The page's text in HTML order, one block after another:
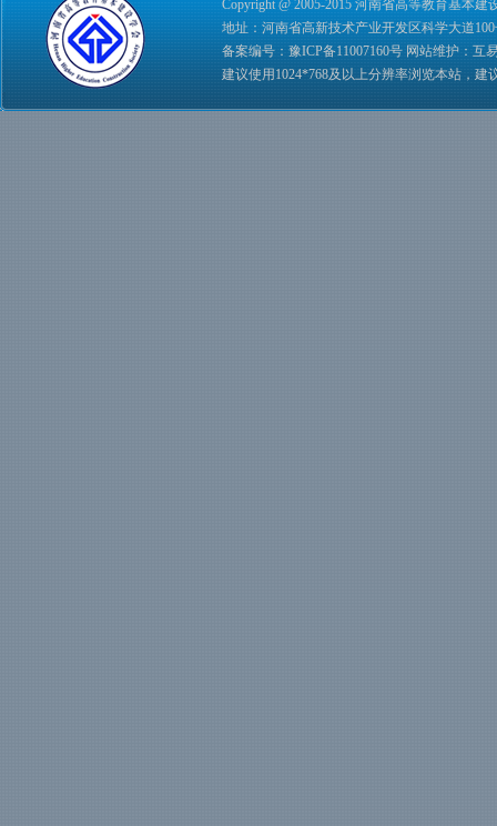
Copyright @ 2005-2015 河南省高等教育基本建
地址：河南省高新技术产业开发区科学大道100
备案编号： 豫ICP备11007160号 网站维护： 互
建议使用1024*768及以上分辨率浏览本站，建